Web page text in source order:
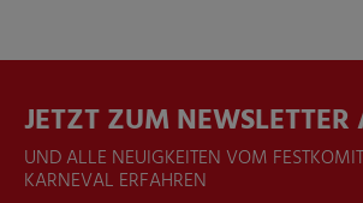
JETZT ZUM
UND ALLE NEUIGKEITEN VOM
KARNEVAL ERFAHREN